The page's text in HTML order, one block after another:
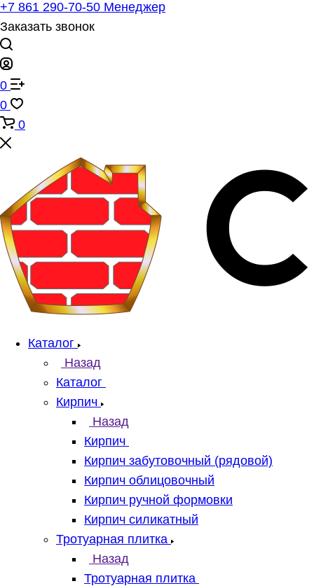
+7 861 290-70-50 Менеджер
Заказать звонок
0
0
0
Каталог
Назад
Каталог
Кирпич
Назад
Кирпич
Кирпич забутовочный (рядовой)
Кирпич облицовочный
Кирпич ручной формовки
Кирпич силикатный
Тротуарная плитка
Назад
Тротуарная плитка